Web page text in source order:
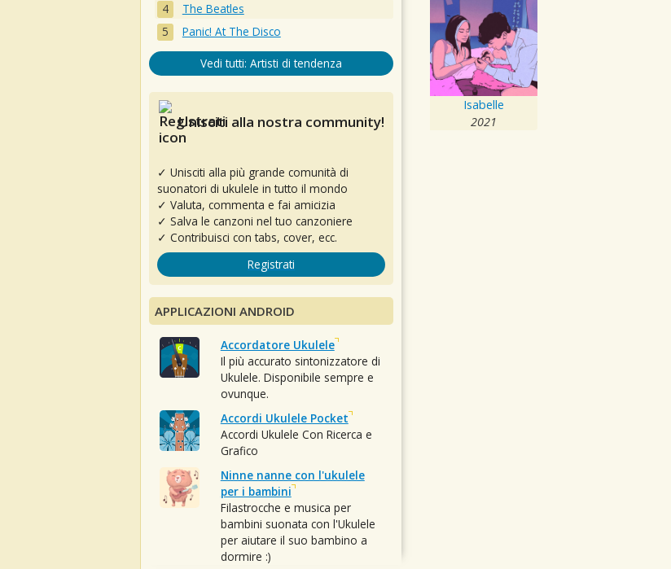
Isabelle
2021
The Beatles
Panic! At The Disco
Vedi tutti: Artisti di tendenza
Unisciti alla nostra community!
✓ Unisciti alla più grande comunità di
suonatori di ukulele in tutto il mondo
✓ Valuta, commenta e fai amicizia
✓ Salva le canzoni nel tuo canzoniere
✓ Contribuisci con tabs, cover, ecc.
Registrati
APPLICAZIONI ANDROID
Accordatore Ukulele
Il più accurato sintonizzatore di
Ukulele. Disponibile sempre e
ovunque.
Accordi Ukulele Pocket
Accordi Ukulele Con Ricerca e
Grafico
Ninne nanne con l'ukulele
per i bambini
Filastrocche e musica per
bambini suonata con l'Ukulele
per aiutare il suo bambino a
dormire :)